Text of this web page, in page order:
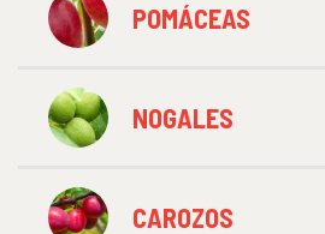
POMÁCEAS
NOGALES
CAROZOS